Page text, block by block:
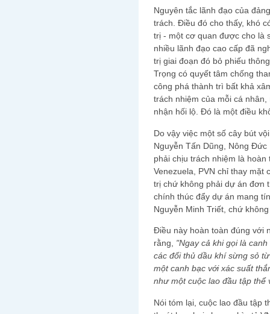
Nguyên tắc lãnh đạo của
trách. Điều đó cho thấy, khó
trị - một cơ quan được cho là
nhiều lãnh đạo cao cấp đã
trị giai đoạn đó bỏ phiếu
Trọng có quyết tâm chống
công phá thành trì bất khả
trách nhiệm của mỗi cá
nhận hối lộ. Đó là một điều
Do vậy việc một số cây bút
Nguyễn Tấn Dũng, Nông
phải chịu trách nhiệm là
Venezuela, PVN chỉ thay mặt
trị chứ không phải dự án đơn
chính thúc đẩy dự án mang
Nguyễn Minh Triết, chứ
Điều này hoàn toàn đúng với
rằng, "Ngay cả khi gọi là
các đối thủ dầu khí sừng sỏ
một canh bạc với xác suất
như một cuộc lao đầu tập thể
Nói tóm lại, cuộc lao đầu tập